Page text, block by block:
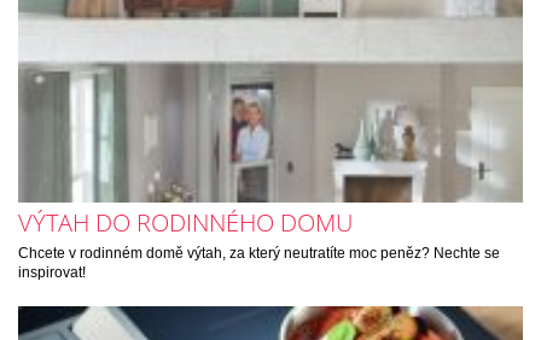
VÝTAH DO RODINNÉHO DOMU
Chcete v rodinném domě výtah, za který neutratíte moc peněz? Nechte se
inspirovat!